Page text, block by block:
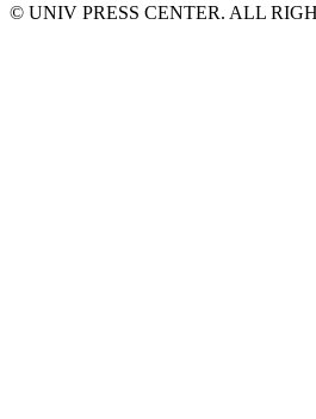
© UNIV PRESS CENTER. ALL